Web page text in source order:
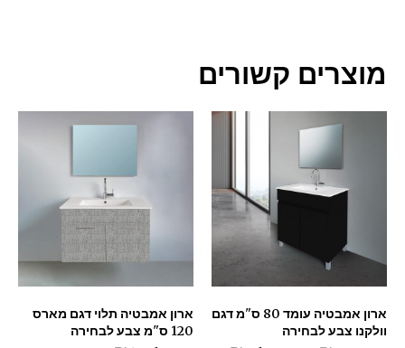
מוצרים קשורים
ארון אמבטיה עומד 80 ס"מ דגם
וולקנו צבע לבחירה
ארון אמבטיה תלוי דגם מארס
120 ס"מ צבע לבחירה